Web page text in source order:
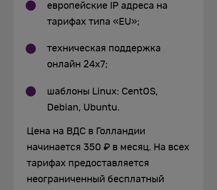
европейские IP адреса на
тарифах типа «EU»;
техническая поддержка
онлайн 24х7;
шаблоны Linux: CentOS,
Debian, Ubuntu.
Цена на ВДС в Голландии
начинается 350 ₽ в месяц. На всех
тарифах предоставляется
неограниченный бесплатный